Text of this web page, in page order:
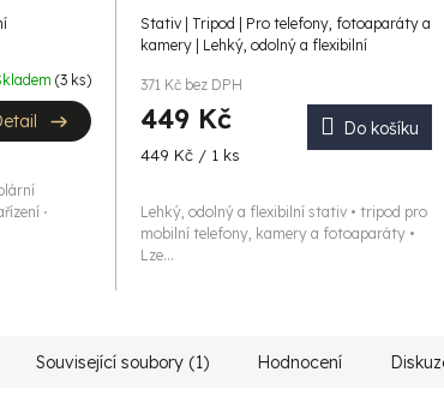
(3 ks)
⋅
Stativ | Tripod | Pro telefony, fotoaparáty a
kamery | Lehký, odolný a flexibilní
371 Kč bez DPH
449 Kč
Měrná
449 Kč / 1 ks
Do košíku
Lehký, odolný a flexibilní stativ • tripod pro
mobilní telefony, kamery a fotoaparáty •
Lze...
Související soubory (1) Hodnocení